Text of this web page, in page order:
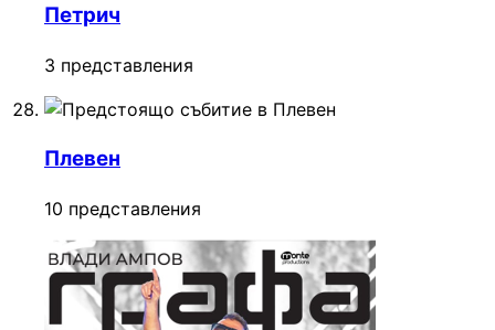
Петрич
3 представления
Плевен
10 представления